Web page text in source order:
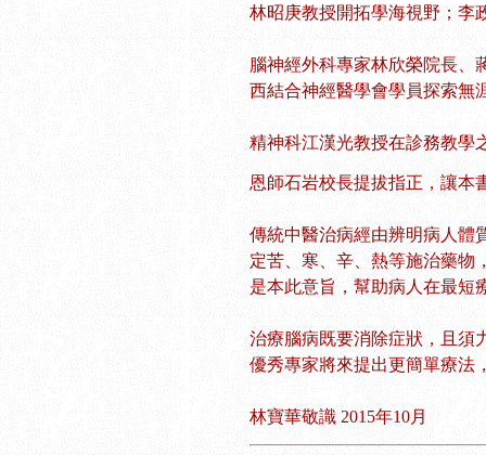
林昭庚教授開拓學海視野；李
腦神經外科專家林欣榮院長、
西結合神經醫學會學員探索無
精神科江漢光教授在診務教學
恩師石岩校長提拔指正，讓本
傳統中醫治病經由辨明病人體
定苦、寒、辛、熱等施治藥物
是本此意旨，幫助病人在最短
治療腦病既要消除症狀，且須
優秀專家將來提出更簡單療法
林寶華敬識 2015年10月